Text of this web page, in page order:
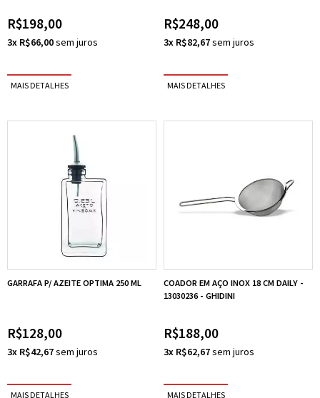
R$198,00
3x R$66,00
R$248,00
3x R$82,67
GARRAFA P/ AZEITE OPTIMA 250 ML
R$128,00
3x R$42,67
COADOR EM AÇO INOX 18 CM DAILY -
13030236 - GHIDINI
R$188,00
3x R$62,67